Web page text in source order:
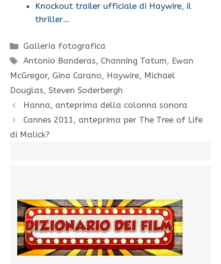
Knockout trailer ufficiale di Haywire, il
thriller…
Categorie
Galleria fotografica
Tag
Antonio Banderas, Channing Tatum, Ewan
McGregor, Gina Carano, Haywire, Michael
Douglas, Steven Soderbergh
Hanna, anteprima della colonna sonora
Cannes 2011, anteprima per The Tree of Life
di Malick?